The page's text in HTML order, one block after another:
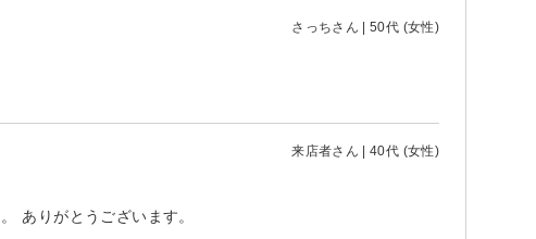
さっちさん | 50代 (女性)
来店者さん | 40代 (女性)
ありがとうございます。